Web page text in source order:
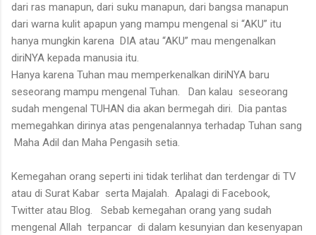
dari ras manapun, dari suku manapun, dari bangsa manapun
dari warna kulit apapun yang mampu mengenal si “AKU” itu
hanya mungkin karena DIA atau “AKU” mau mengenalkan
diriNYA kepada manusia itu.
Hanya karena Tuhan mau memperkenalkan diriNYA baru
seseorang mampu mengenal Tuhan.
Dan kalau seseorang
sudah mengenal TUHAN dia akan bermegah diri.
Dia pantas
memegahkan dirinya atas pengenalannya terhadap Tuhan sang
Maha Adil dan Maha Pengasih setia.
Kemegahan orang seperti ini tidak terlihat dan terdengar di TV
atau di Surat Kabar serta Majalah. Apalagi di Facebook,
Twitter atau Blog.
Sebab kemegahan orang yang sudah
mengenal Allah terpancar di dalam kesunyian dan kesenyapan